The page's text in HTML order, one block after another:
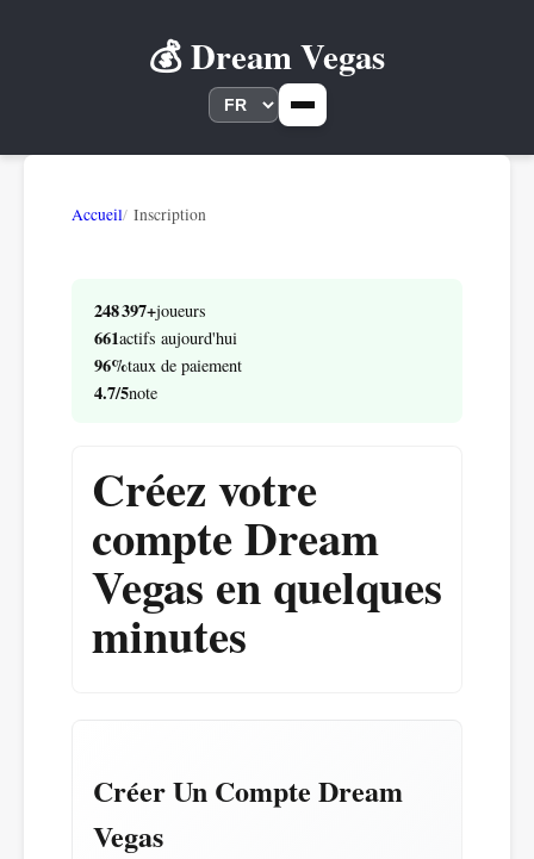
💰 Dream Vegas
Accueil Inscription
248 397+joueurs
661actifs aujourd'hui
96%taux de paiement
4.7/5note
Créez votre
compte Dream
Vegas en quelques
minutes
Créer Un Compte Dream
Vegas